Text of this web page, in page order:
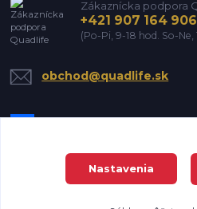
Zákaznícka podpora
+421 907 164 906
(Po-Pi, 9-18 hod. So-Ne,
obchod@quadlife.sk
Nastavenia